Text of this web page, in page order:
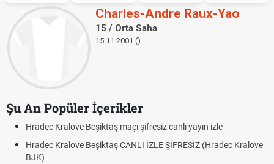
Charles-Andre Raux-Yao
15 / Orta Saha
15.11.2001 ()
Şu An Popüler İçerikler
Hradec Kralove Beşiktaş maçı şifresiz canlı yayın izle
Hradec Kralove Beşiktaş CANLI İZLE ŞİFRESİZ (Hradec Kralove
BJK)